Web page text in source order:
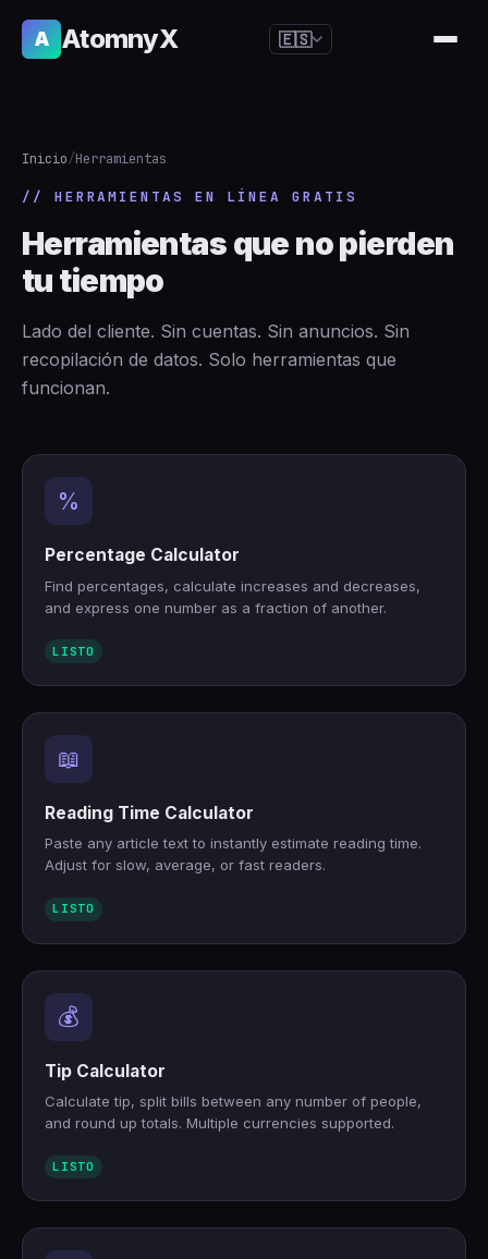
A AtomnyX 🇪🇸
🇧🇷
🇫🇷 Français
🇩🇪 Deutsch
🇯🇵
🇷🇺 Русский
🇨🇳简体中文
Inicio/Herramientas
// HERRAMIENTAS EN LÍNEA GRATIS
Herramientas que no pierden
tu tiempo
Lado del cliente. Sin cuentas. Sin anuncios. Sin
recopilación de datos. Solo herramientas que
funcionan.
%
Percentage Calculator
Find percentages, calculate increases and decreases,
and express one number as a fraction of another.
LISTO
📖
Reading Time Calculator
Paste any article text to instantly estimate reading time.
Adjust for slow, average, or fast readers.
LISTO
💰
Tip Calculator
Calculate tip, split bills between any number of people,
and round up totals. Multiple currencies supported.
LISTO